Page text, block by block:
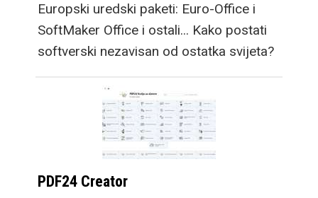
Europski uredski paketi: Euro-Office i
SoftMaker Office i ostali... Kako postati
softverski nezavisan od ostatka svijeta?
PDF24 Creator